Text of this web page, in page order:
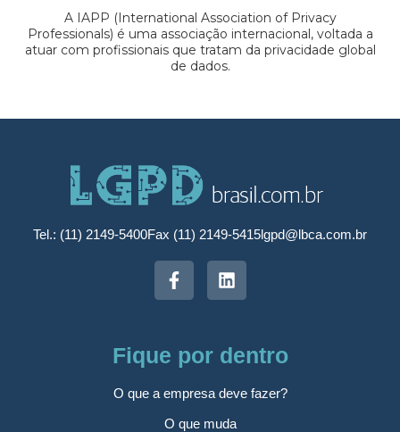
A IAPP (International Association of Privacy
Professionals) é uma associação internacional, voltada a
atuar com profissionais que tratam da privacidade global
de dados.
Tel.: (11) 2149-5400Fax (11) 2149-5415lgpd@lbca.com.br
Fique por dentro
O que a empresa deve fazer?
O que muda